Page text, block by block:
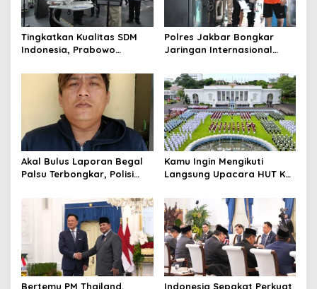
Tingkatkan Kualitas SDM
Indonesia, Prabowo
hingga Undang Universitas
Terbaik Dunia
Polres Jakbar Bongkar
Jaringan Internasional
Narkoba, 7 Tersangka
Diringkus dan Barang Bukti
1,1 Ton Rp119 Miliar
Dimusnahkan
Akal Bulus Laporan Begal
Palsu Terbongkar, Polisi
Perusahaan untuk Crypto
Kamu Ingin Mengikuti
Langsung Upacara HUT Ke-
Istana? Ini Link
Pendaftaran Resminya di
Sini
Bertemu PM Thailand, Indonesia Sepakat Perkuat